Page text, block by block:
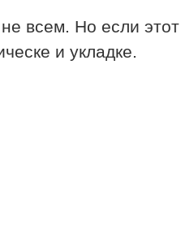
всем. Но если этот
и укладке.